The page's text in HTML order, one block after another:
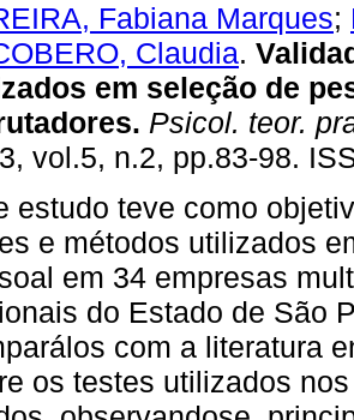
Fabiana Marques;
Claudia.
em seleção de
. Psicol. teor.
vol.5, n.2, pp.83-98.
estudo teve como
e métodos utilizados
em 34 empresas
do Estado de São
com a literatura
os testes utilizados